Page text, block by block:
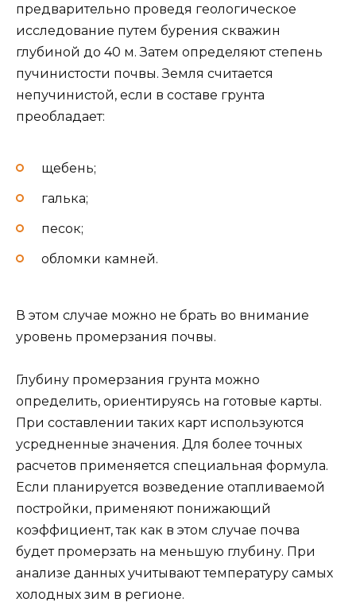
предварительно проведя геологическое
исследование путем бурения скважин
глубиной до 40 м. Затем определяют степень
пучинистости почвы. Земля считается
непучинистой, если в составе грунта
преобладает:
щебень;
галька;
песок;
обломки камней.
В этом случае можно не брать во внимание
уровень промерзания почвы.
Глубину промерзания грунта можно
определить, ориентируясь на готовые карты.
При составлении таких карт используются
усредненные значения. Для более точных
расчетов применяется специальная формула.
Если планируется возведение отапливаемой
постройки, применяют понижающий
коэффициент, так как в этом случае почва
будет промерзать на меньшую глубину. При
анализе данных учитывают температуру самых
холодных зим в регионе.